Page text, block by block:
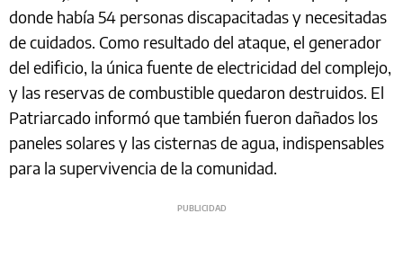
donde había 54 personas discapacitadas y necesitadas
de cuidados. Como resultado del ataque, el generador
del edificio, la única fuente de electricidad del complejo,
y las reservas de combustible quedaron destruidos. El
Patriarcado informó que también fueron dañados los
paneles solares y las cisternas de agua, indispensables
para la supervivencia de la comunidad.